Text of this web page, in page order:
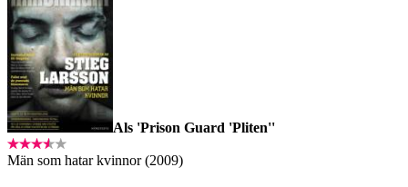
Als 'Prison Guard 'Pliten''
Män som hatar kvinnor (2009)